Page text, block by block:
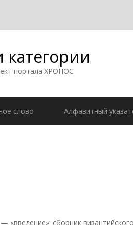
категории
портала ХРОНОС
слово Алфавитный
сборник